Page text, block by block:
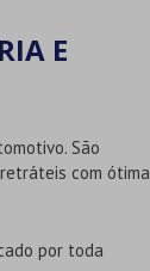
E
São
com ótima
por toda